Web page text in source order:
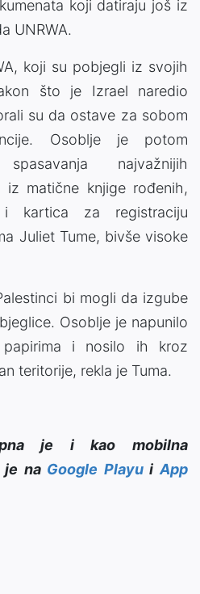
koji datiraju još iz
UNRWA.
koji su pobjegli iz svojih
što je Izrael naredio
su da ostave za sobom
Osoblje je potom
najvažnijih
matične knjige rođenih,
kartica za registraciju
Juliet Tume, bivše visoke
bi mogli da izgube
Osoblje je napunilo
i nosilo ih kroz
teritorije, rekla je Tuma.
je i kao mobilna
je na Google PlayuiApp